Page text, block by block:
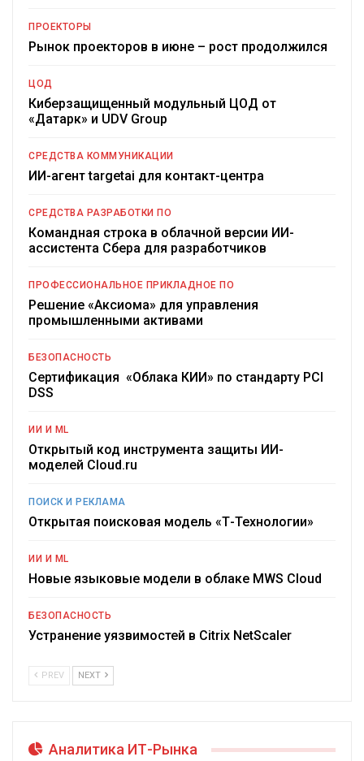
ПРОЕКТОРЫ
Рынок проекторов в июне – рост продолжился
ЦОД
Киберзащищенный модульный ЦОД от
«Датарк» и UDV Group
СРЕДСТВА КОММУНИКАЦИИ
ИИ-агент targetai для контакт-центра
СРЕДСТВА РАЗРАБОТКИ ПО
Командная строка в облачной версии ИИ-
ассистента Сбера для разработчиков
ПРОФЕССИОНАЛЬНОЕ ПРИКЛАДНОЕ ПО
Решение «Аксиома» для управления
промышленными активами
БЕЗОПАСНОСТЬ
Сертификация «Облака КИИ» по стандарту PCI
DSS
ИИ И ML
Открытый код инструмента защиты ИИ-
моделей Cloud.ru
ПОИСК И РЕКЛАМА
Открытая поисковая модель «Т-Технологии»
ИИ И ML
Новые языковые модели в облаке MWS Cloud
БЕЗОПАСНОСТЬ
Устранение уязвимостей в Citrix NetScaler
PREV NEXT
Аналитика ИТ-Рынка